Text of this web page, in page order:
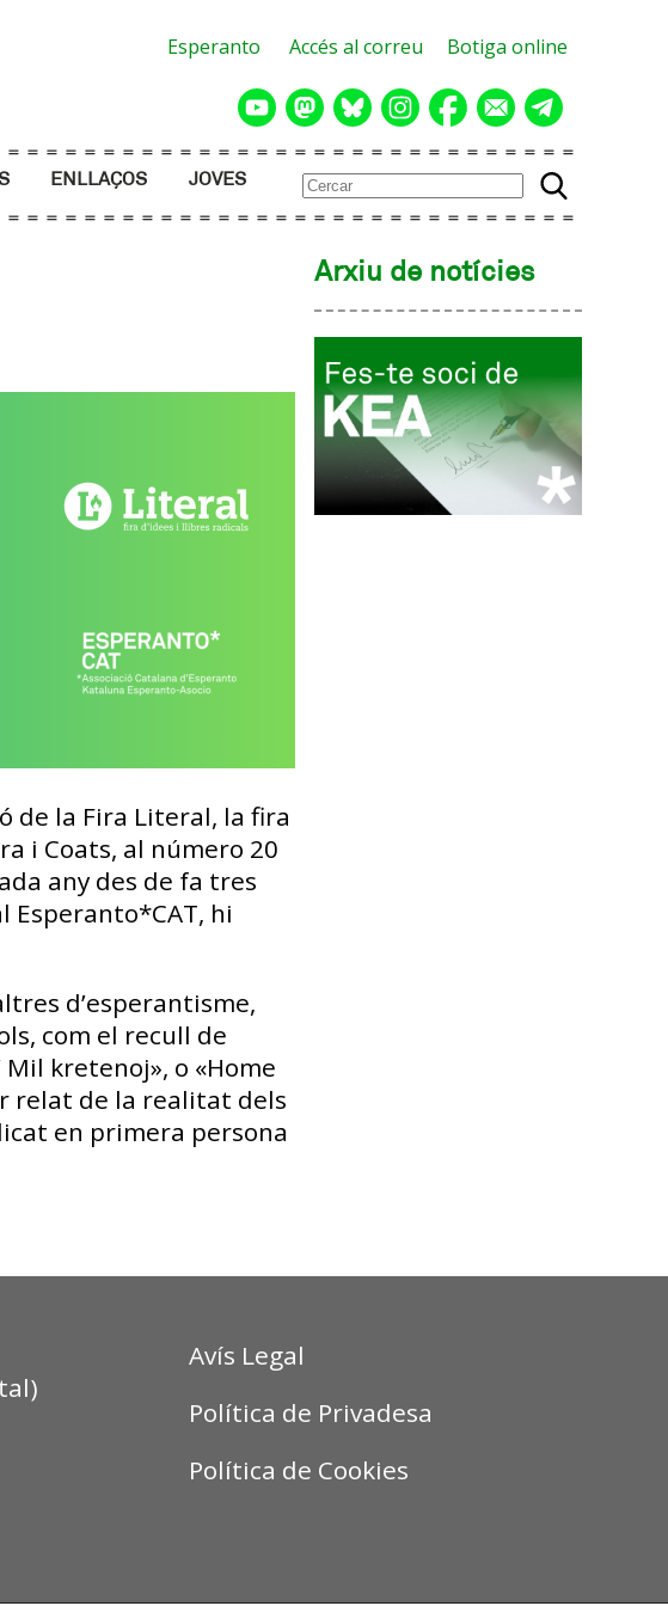
Esperanto Accés al correu Botiga online
ENLLAÇOS JOVES
de la Fira Literal, la fira
i Coats, al número 20
any des de fa tres
Esperanto*CAT, hi
d’esperantisme,
com el recull de
kretenoj», o «Home
relat de la realitat dels
en primera persona
Arxiu de notícies
Avís Legal
Política de Privadesa
Política de Cookies